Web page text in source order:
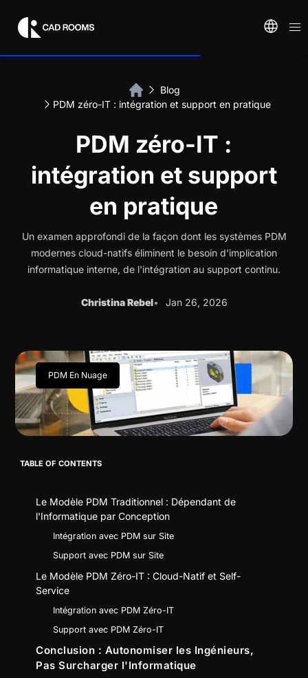
Blog
PDM zéro-IT : intégration et support en pratique
PDM zéro-IT :
intégration et support
en pratique
Un examen approfondi de la façon dont les systèmes PDM
modernes cloud-natifs éliminent le besoin d'implication
informatique interne, de l'intégration au support continu.
Christina Rebel Jan 26, 2026
PDM En Nuage
TABLE OF CONTENTS
Le Modèle PDM Traditionnel : Dépendant de
l'Informatique par Conception
Intégration avec PDM sur Site
Support avec PDM sur Site
Le Modèle PDM Zéro-IT : Cloud-Natif et Self-
Service
Intégration avec PDM Zéro-IT
Support avec PDM Zéro-IT
Conclusion : Autonomiser les Ingénieurs,
Pas Surcharger l'Informatique